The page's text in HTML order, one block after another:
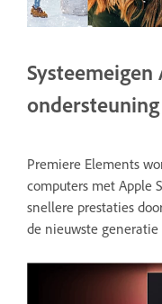
Systeemeigen
ondersteuning
Premiere Elements
computers met Apple
snellere prestaties
de nieuwste generatie